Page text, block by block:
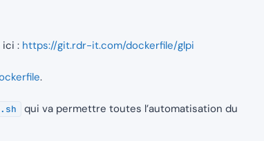
ici : https://git.rdr-it.com/dockerfile/glpi
.
qui va permettre toutes l’automatisation du